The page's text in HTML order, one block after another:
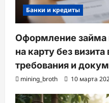
Банки и кредиты
Оформление займа
на карту без
требования и
mining_broth 10 марта